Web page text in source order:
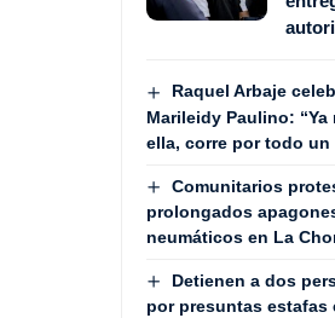
Raquel Arbaje
Marileidy Paulino:
ella, corre por todo un
Comunitarios
prolongados
neumáticos en La
Detienen a dos
por presuntas estafas